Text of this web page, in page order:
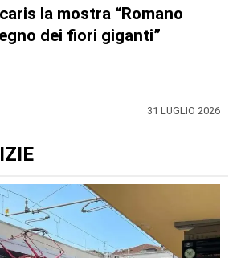
la mostra “Romano
dei fiori giganti”
31 LUGLIO 2026